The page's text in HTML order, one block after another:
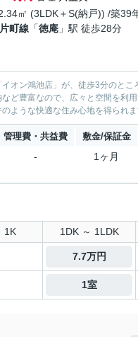
㎡ (3LDK＋S(納戸)) /築39
片町線 「徳庵 」駅 徒歩28分
オン鴻池店」が、徒歩3分のと
ど豊富なので、広々と空間を利
ような快適な住み心地を得られ
管理費・共益費 敷金/保証金
- 1ヶ月
1K 1DK ～ 1LDK
7.7万円
1室